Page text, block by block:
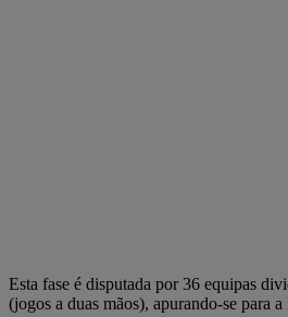
Esta fase é disputada por 36 equipas
(jogos a duas mãos), apurando-se para